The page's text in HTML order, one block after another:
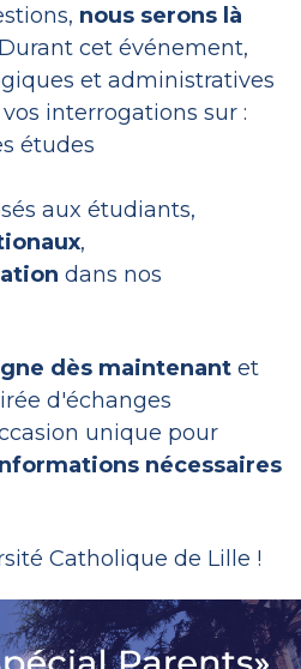
nous serons là
cet événement,
et administratives
interrogations sur :
études
aux étudiants,
,
dans nos
dès maintenant et
d'échanges
unique pour
nécessaires
Catholique de Lille !